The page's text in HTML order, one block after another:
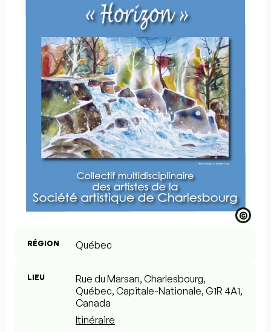
©
RÉGION Québec
LIEU
Rue du Marsan, Charlesbourg,
Québec, Capitale-Nationale, G1R 4A1,
Canada
Itinéraire